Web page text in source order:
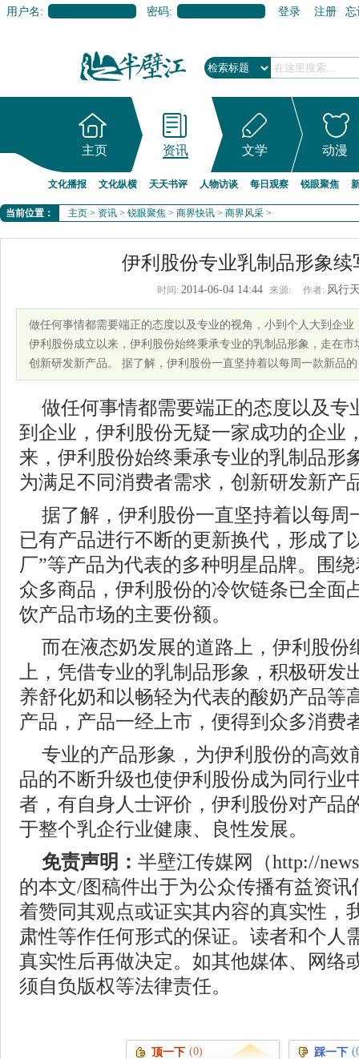
用户名: 密码: 登录 注册 忘
主页 资讯 文学 动漫
文化播报 文化纵横 天天书评 人物访谈 每日观察 锐眼聚焦
当前位置： 主页 > 资讯 > 锐眼聚焦 > 商界快讯 > 商界风采 >
伊利股份专业乳制品形象续
时间: 2014-06-04 14:44 来源: 作者: 风行
做任何事情都需要端正的态度以及专业的视角，小到个人大到企
伊利股份成立以来，伊利股份始终秉承专业的乳制品形象，走在
创新研发新产品。 据了解，伊利股份一直坚持着以每周一款新品的
做任何事情都需要端正的态度以及专
到企业，伊利股份无疑一家成功的企业
来，伊利股份始终秉承专业的乳制品形
为满足不同消费者需求，创新研发新产
据了解，伊利股份一直坚持着以每周
已有产品进行不断的更新换代，形成了
厂”等产品为代表的多种明星品牌。围
众多商品，伊利股份的冷饮链条已全面
饮产品市场的主要份额。
而在液态奶发展的道路上，伊利股份
上，凭借专业的乳制品形象，积极研发
养舒化奶和以畅轻为代表的酸奶产品等
产品，产品一经上市，便得到众多消费
专业的产品形象，为伊利股份的高效
品的不断升级也使伊利股份成为同行业
者，有自身人士评价，伊利股份对产品
于整个乳企行业健康、良性发展。
免责声明： 半壁江传媒网（http://
的本文/图稿件出于为公众传播有益资
着赞同其观点或证实其内容的真实性，
肃性等作任何形式的保证。读者和个人
真实性后再做决定。如其他媒体、网络
须自负版权等法律责任。
顶一下 (0) 踩一下